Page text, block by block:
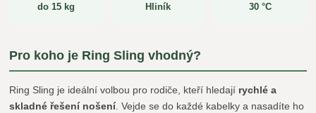
do 15 kg Hliník 30 °C
Pro koho je Ring Sling vhodný?
Ring Sling je ideální volbou pro rodiče, kteří hledají rychlé a
skladné řešení nošení. Vejde se do každé kabelky a nasadíte ho